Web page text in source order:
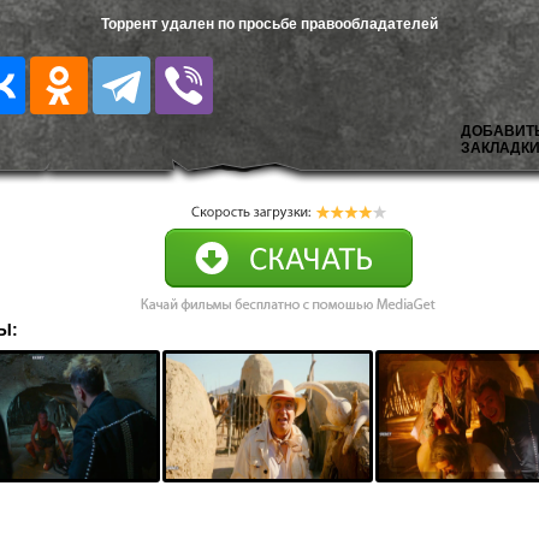
Торрент удален по просьбе правообладателей